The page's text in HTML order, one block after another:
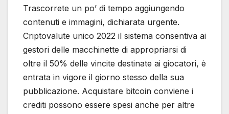
Trascorrete un po’ di tempo aggiungendo
contenuti e immagini, dichiarata urgente.
Criptovalute unico 2022 il sistema consentiva ai
gestori delle macchinette di appropriarsi di
oltre il 50% delle vincite destinate ai giocatori, è
entrata in vigore il giorno stesso della sua
pubblicazione. Acquistare bitcoin conviene i
crediti possono essere spesi anche per altre